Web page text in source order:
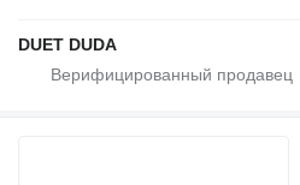
DUET DUDA